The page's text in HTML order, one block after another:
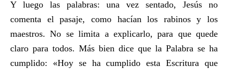
Y luego las palabras: una vez sentado, Jesús no
comenta el pasaje, como hacían los rabinos y los
maestros. No se limita a explicarlo, para que quede
claro para todos. Más bien dice que la Palabra se ha
cumplido: «Hoy se ha cumplido esta Escritura que